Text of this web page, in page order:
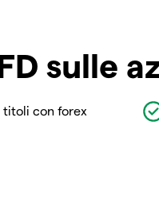
sulle
con forex